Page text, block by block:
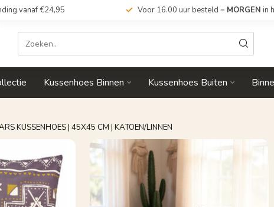
vanaf €24,95 Voor 16.00 uur besteld = MORGEN in
Kussenhoes Binnen Kussenhoes Buiten
KUSSENHOES | 45X45 CM | KATOEN/LINNEN